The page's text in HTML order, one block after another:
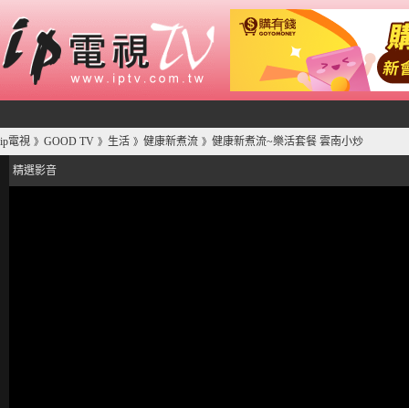
ip電視 》 GOOD TV 》 生活 》 健康新煮流 》 健康新煮流~樂活套餐 雲南小炒
精選影音